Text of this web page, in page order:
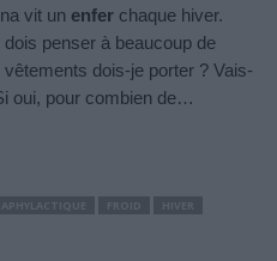
vit un enfer chaque hiver.
penser à beaucoup de
dois-je porter ? Vais-
oui, pour combien de…